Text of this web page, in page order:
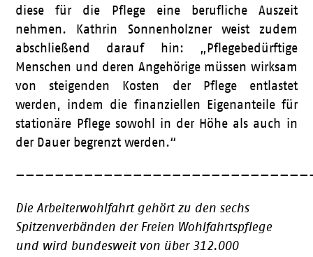
diese für die Pflege eine berufliche Auszeit
nehmen. Kathrin Sonnenholzner weist zudem
abschließend darauf hin: „Pflegebedürftige
Menschen und deren Angehörige müssen wirksam
von steigenden Kosten der Pflege entlastet
werden, indem die finanziellen Eigenanteile für
stationäre Pflege sowohl in der Höhe als auch in
der Dauer begrenzt werden.“
Die Arbeiterwohlfahrt gehört zu den sechs
Spitzenverbänden der Freien Wohlfahrtspflege
und wird bundesweit von über 312.000